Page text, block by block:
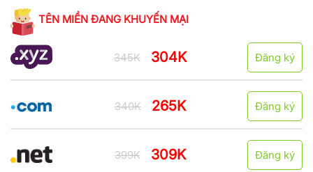
TÊN MIỀN ĐANG KHUYẾN MẠI
345K 304K Đăng ký
340K 265K Đăng ký
399K 309K Đăng ký